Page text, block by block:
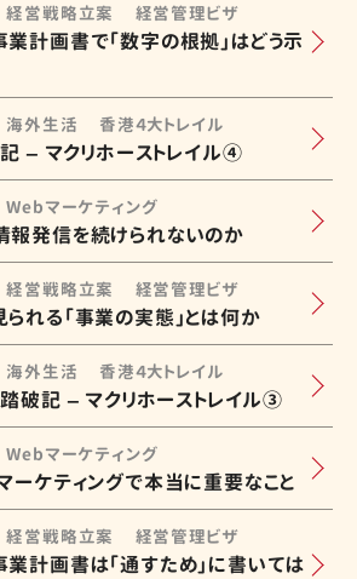
経営戦略立案 経営管理ビザ
計画書で「数字の根拠」はどう示
海外生活 香港４大トレイル
– マクリホーストレイル④
Webマーケティング
報発信を続けられないのか
経営戦略立案 経営管理ビザ
れる「事業の実態」とは何か
海外生活 香港４大トレイル
破記 – マクリホーストレイル③
Webマーケティング
ケティングで本当に重要なこと
経営戦略立案 経営管理ビザ
計画書は「通すため」に書いては